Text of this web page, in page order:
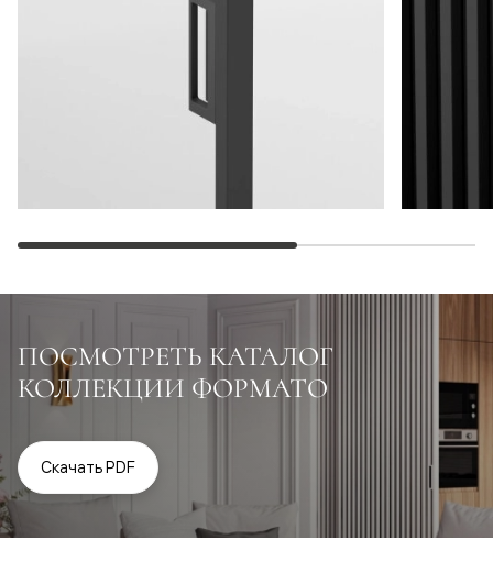
ПОСМОТРЕТЬ КАТАЛОГ
КОЛЛЕКЦИИ ФОРМАТО
Скачать PDF